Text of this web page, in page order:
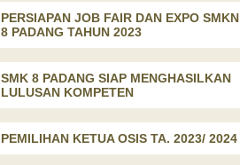
PERSIAPAN JOB FAIR DAN EXPO SMKN
8 PADANG TAHUN 2023
SMK 8 PADANG SIAP MENGHASILKAN
LULUSAN KOMPETEN
PEMILIHAN KETUA OSIS TA. 2023/ 2024